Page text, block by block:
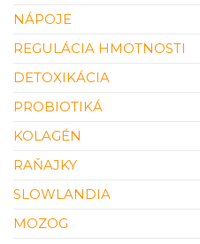
NÁPOJE
REGULÁCIA HMOTNOSTI
DETOXIKÁCIA
PROBIOTIKÁ
KOLAGÉN
RAŇAJKY
SLOWLANDIA
MOZOG